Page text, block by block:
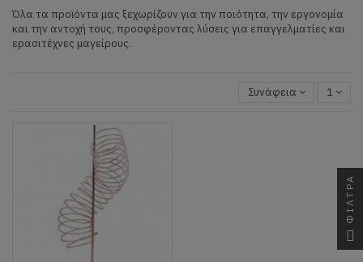
Όλα τα προϊόντα μας ξεχωρίζουν για την ποιότητα, την εργονομία
και την αντοχή τους, προσφέροντας λύσεις για επαγγελματίες και
ερασιτέχνες μαγείρους.
Συνάφεια 1
ΦΙΛΤΡΑ